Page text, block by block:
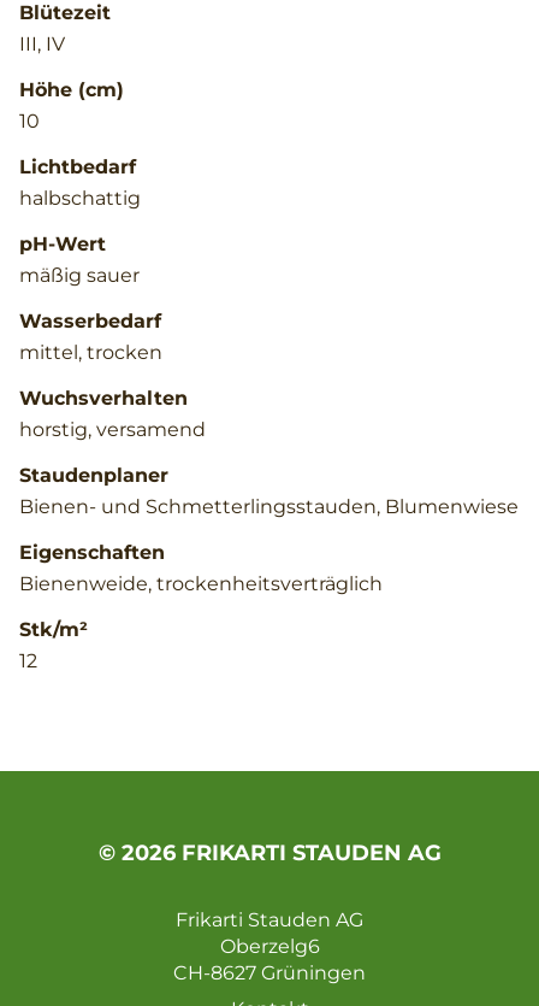
Blütezeit
III, IV
Höhe (cm)
10
Lichtbedarf
halbschattig
pH-Wert
mäßig sauer
Wasserbedarf
mittel, trocken
Wuchsverhalten
horstig, versamend
Staudenplaner
Bienen- und Schmetterlingsstauden, Blumenwiese
Eigenschaften
Bienenweide, trockenheitsverträglich
Stk/m²
12
© 2026 FRIKARTI STAUDEN AG
Frikarti Stauden AG
Oberzelg6
CH-8627 Grüningen